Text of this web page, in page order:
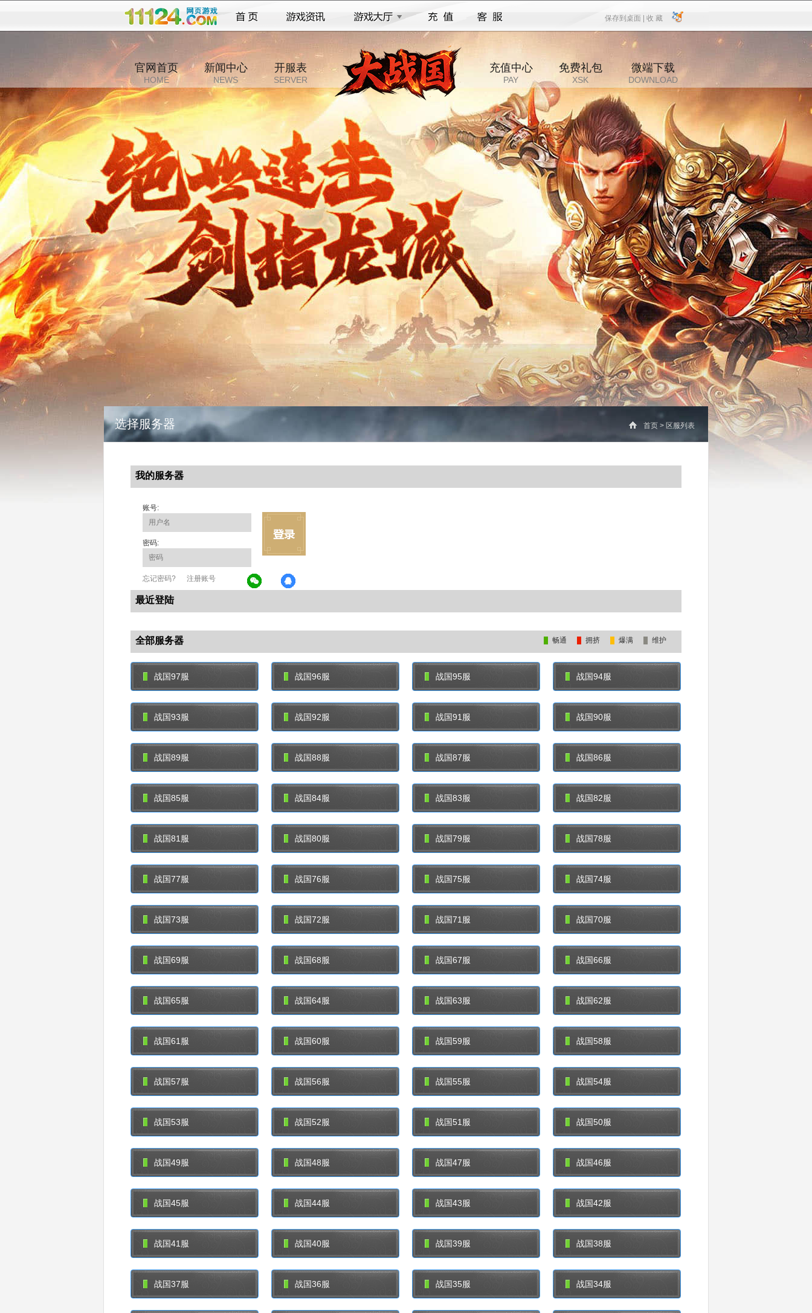
保存到桌面 |
保存到桌面 收 藏
收 藏
官网首页
HOME
新闻中心
NEWS
开服表
SERVER
充值中心
PAY
免费礼包
XSK
微端下载
DOWNLOAD
选择服务器 首页 > 区服列表
我的服务器
账号:
密码:
忘记密码? 注册账号
最近登陆
全部服务器 畅通 拥挤 爆满 维护
战国97服 战国96服 战国95服 战国94服
战国93服 战国92服 战国91服 战国90服
战国89服 战国88服 战国87服 战国86服
战国85服 战国84服 战国83服 战国82服
战国81服 战国80服 战国79服 战国78服
战国77服 战国76服 战国75服 战国74服
战国73服 战国72服 战国71服 战国70服
战国69服 战国68服 战国67服 战国66服
战国65服 战国64服 战国63服 战国62服
战国61服 战国60服 战国59服 战国58服
战国57服 战国56服 战国55服 战国54服
战国53服 战国52服 战国51服 战国50服
战国49服 战国48服 战国47服 战国46服
战国45服 战国44服 战国43服 战国42服
战国41服 战国40服 战国39服 战国38服
战国37服 战国36服 战国35服 战国34服